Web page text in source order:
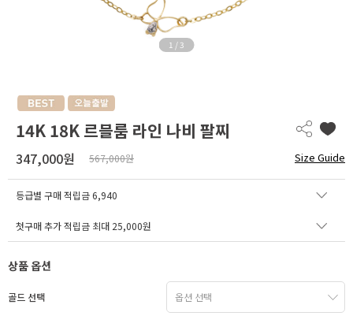
1 / 3
14K 18K 르블룸 라인 나비 팔찌
347,000원 567,000원 Size Guide
등급별 구매 적립금6,940
첫구매 추가 적립금 최대 25,000원
상품 옵션
골드 선택